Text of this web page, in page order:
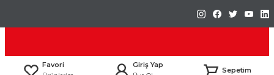
Favori Giriş Yap
Sepetim